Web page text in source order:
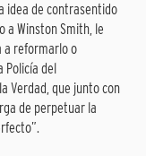
idea de contrasentido
a Winston Smith, le
a reformarlo o
Policía del
Verdad, que junto con
de perpetuar la